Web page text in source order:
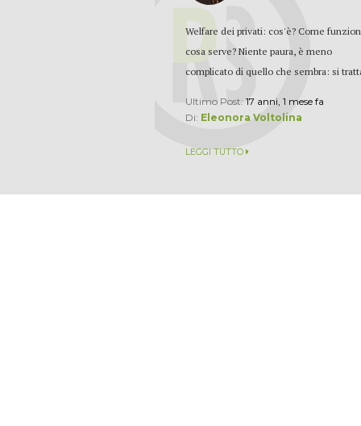
Welfare dei privati: cos'è? Come
cosa serve? Niente paura, è meno
complicato di quello che sembra: si
Ultimo Post:17 anni, 1 mese fa
Di: Eleonora Voltolina
LEGGI TUTTO